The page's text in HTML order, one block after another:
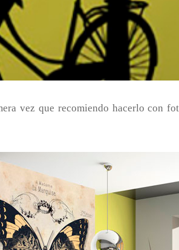
vez que recomiendo hacerlo con